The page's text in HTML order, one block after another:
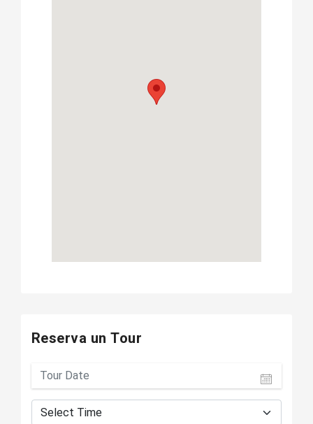
Reserva un Tour